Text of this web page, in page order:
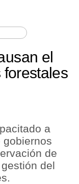
el
a
gobiernos
de
del